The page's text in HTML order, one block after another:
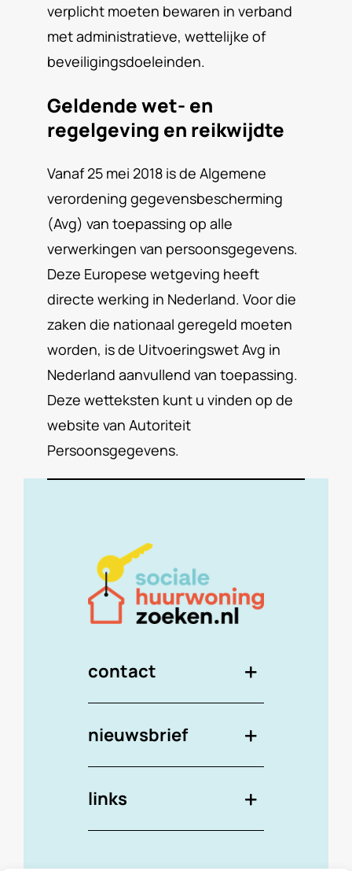
verplicht moeten bewaren in verband
met administratieve, wettelijke of
beveiligingsdoeleinden.
Geldende wet- en
regelgeving en reikwijdte
Vanaf 25 mei 2018 is de Algemene
verordening gegevensbescherming
(Avg) van toepassing op alle
verwerkingen van persoonsgegevens.
Deze Europese wetgeving heeft
directe werking in Nederland. Voor die
zaken die nationaal geregeld moeten
worden, is de Uitvoeringswet Avg in
Nederland aanvullend van toepassing.
Deze wetteksten kunt u vinden op de
website van Autoriteit
Persoonsgegevens.
contact
nieuwsbrief
links